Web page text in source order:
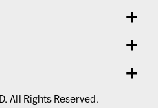
All Rights Reserved.